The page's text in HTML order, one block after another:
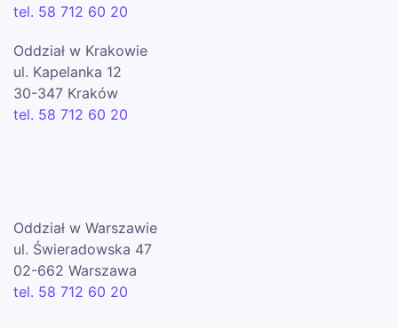
tel. 58 712 60 20
Oddział w Krakowie
ul. Kapelanka 12
30-347 Kraków
tel. 58 712 60 20
Oddział w Warszawie
ul. Świeradowska 47
02-662 Warszawa
tel. 58 712 60 20